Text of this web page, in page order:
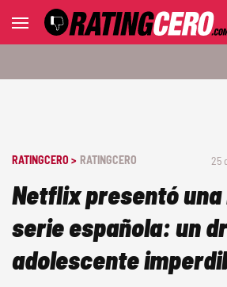
RATINGCERO > RATINGCERO 25
Netflix presentó una
serie española: un
adolescente